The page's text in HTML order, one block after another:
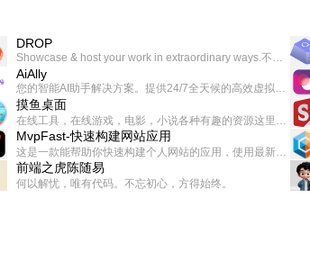
DROP
Showcase & host your work in extraordinary ways.不限速文件分享，托管，建站平台
AiAlly
您的智能AI助手解决方案。提供24/7全天候的高效虚拟员工服务，助力个人和组织提升生产力、激发创新潜能。
摸鱼桌面
在线工具，在线游戏，电影，小说各种有趣的资源这里都有
MvpFast-快速构建网站应用
这是一款能帮助你快速构建个人网站的应用，使用最新的前端技术栈，集成登录、鉴权、手机、邮箱、数据库、博客、文章、支付等等网站所需要的功能，你只需要花几个小时开发你的核心功能就可以上线，一次购买，永久拥有
前端之虎陈随易
何以解忧，唯有代码。不忘初心，方得始终。